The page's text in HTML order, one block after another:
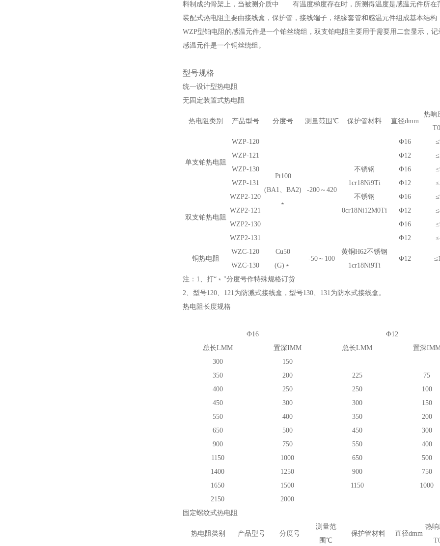
料制成的骨架上，当被测介质中 有温度梯度存在时，所测得温度是感温元件所在
装配式热电阻主要由接线盒，保护管，接线端子，绝缘套管和感温元件组成基本结
WZP型铂电阻的感温元件是一个铂丝绕组，双支铂电阻主要用于需要用二套显示，
感温元件是一个铜丝绕组。
型号规格
统一设计型热电阻
无固定装置式热电阻
热电阻类别 产品型号 分度号 测量范围℃ 保护管材料 直径dmm
热响
T
单支铂热电阻
WZP-120
Pt100
(BA1、BA2)
﹡
-200～420
不锈钢
1cr18Ni9Ti
不锈钢
0cr18Ni12M0Ti
Ф16
WZP-121
Ф12
WZP-130
Ф16
WZP-131
Ф12
双支铂热电阻
WZP2-120 Ф16
WZP2-121 Ф12
WZP2-130 Ф16
WZP2-131 Ф12
铜热电阻
WZC-120 Cu50
(G)﹡
-50～100
黄铜H62不锈钢
1cr18Ni9Ti
Ф12
WZC-130
注：1、打“﹡"分度号作特殊规格订货
2、型号120、121为防溅式接线盒，型号130、131为防水式接线盒。
热电阻长度规格
Ф16
Ф12
总长LMM
置深IMM 总长LMM
置深
300
350
400
450
550
650
900
1150
1400
1650
2150
150
200
250
300
400
500
750
1000
1250
1500
2000
225
250
300
350
450
550
650
900
1150
75
100
150
200
300
400
500
750
1000
固定螺纹式热电阻
热电阻类别 产品型号 分度号
测量范
围℃
保护管材料 直径dmm
热
T